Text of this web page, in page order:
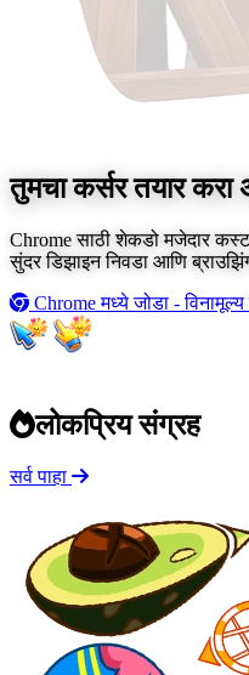
तुमचा कर्सर तयार करा
Chrome साठी शेकडो मजेदार
सुंदर डिझाइन निवडा आणि
Chrome मध्ये जोडा - विनामूल्य
लोकप्रिय संग्रह
सर्व पाहा